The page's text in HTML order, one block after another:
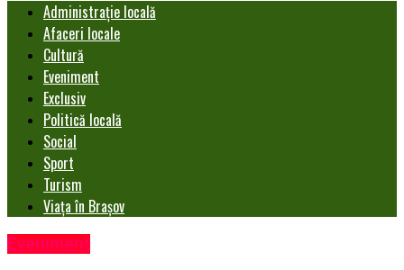
Administrație locală
Afaceri locale
Cultură
Eveniment
Exclusiv
Politică locală
Social
Sport
Turism
Viața în Brașov
Eveniment